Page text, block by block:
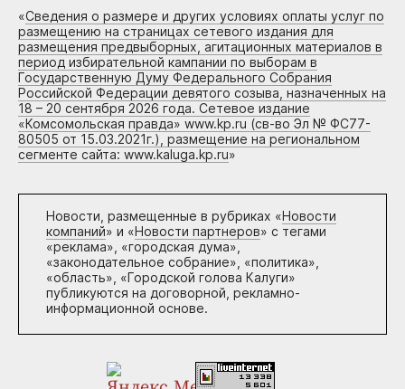
«Сведения о размере и других условиях оплаты услуг по
размещению на страницах сетевого издания для
размещения предвыборных, агитационных материалов в
период избирательной кампании по выборам в
Государственную Думу Федерального Собрания
Российской Федерации девятого созыва, назначенных на
18 – 20 сентября 2026 года. Сетевое издание
«Комсомольская правда» www.kp.ru (св-во Эл № ФС77-
80505 от 15.03.2021г.), размещение на региональном
сегменте сайта: www.kaluga.kp.ru»
Новости, размещенные в рубриках «Новости
компаний» и «Новости партнеров» с тегами
«реклама», «городская дума»,
«законодательное собрание», «политика»,
«область», «Городской голова Калуги»
публикуются на договорной, рекламно-
информационной основе.